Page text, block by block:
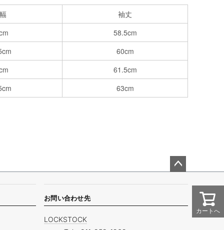
袖丈
58.5cm
60cm
61.5cm
63cm
カートへ
ジト
へ
お問い合わせ先
LOCKSTOCK